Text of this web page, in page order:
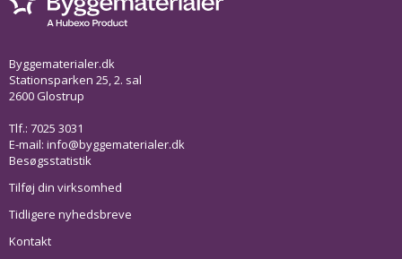
Byggematerialer.dk
Stationsparken 25, 2. sal
2600 Glostrup
Tlf.: 7025 3031
E-mail: info@byggematerialer.dk
Besøgsstatistik
Tilføj din virksomhed
Tidligere nyhedsbreve
Kontakt